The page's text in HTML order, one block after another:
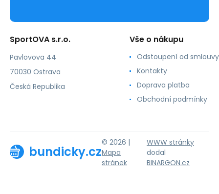
SportOVA s.r.o.
Pavlovova 44
70030 Ostrava
Česká Republika
Vše o nákupu
Odstoupení od smlouvy
Kontakty
Doprava platba
Obchodní podmínky
bundicky.cz
© 2026 |
Mapa
stránek
WWW stránky
dodal
BINARGON.cz